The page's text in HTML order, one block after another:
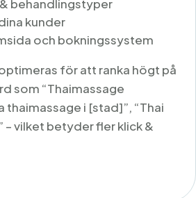
behandlingstyper
kunder
och bokningssystem
för att ranka högt på
som “Thaimassage
thaimassage i [stad]”, “Thai
– vilket betyder fler klick &